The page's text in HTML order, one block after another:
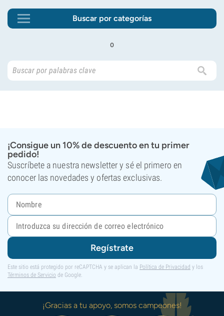
Buscar por categorías
o
¡Consigue un 10% de descuento en tu primer
pedido!
Suscríbete a nuestra newsletter y sé el primero en
conocer las novedades y ofertas exclusivas.
Regístrate
Este sitio está protegido por reCAPTCHA y se aplican la Política de Privacidad y los
Términos de Servicio de Google.
¡Gracias a tu apoyo, somos campeones!